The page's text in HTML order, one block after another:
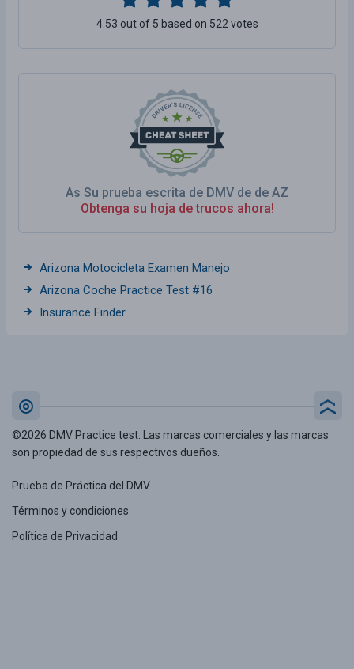
As Su prueba escrita de DMV de de AZ
Obtenga su hoja de trucos ahora!
4.53 out of 5 based on 522 votes
Arizona Motocicleta Examen Manejo
Arizona Coche Practice Test #16
Insurance Finder
©2026 DMV Practice test. Las marcas comerciales y las marcas
son propiedad de sus respectivos dueños.
Prueba de Práctica del DMV
Términos y condiciones
Política de Privacidad